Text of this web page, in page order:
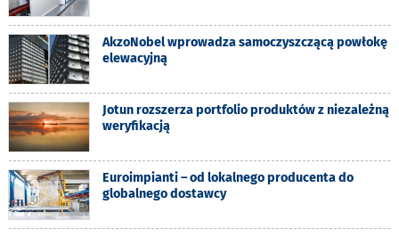
AkzoNobel wprowadza samoczyszczącą powłokę
elewacyjną
Jotun rozszerza portfolio produktów z niezależną
weryfikacją
Euroimpianti – od lokalnego producenta do
globalnego dostawcy